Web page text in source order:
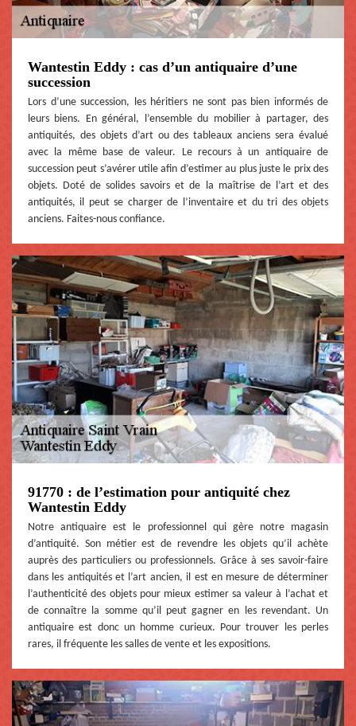
Wantestin Eddy : cas d’un antiquaire d’une
succession
Lors d’une succession, les héritiers ne sont pas bien informés de
leurs biens. En général, l’ensemble du mobilier à partager, des
antiquités, des objets d’art ou des tableaux anciens sera évalué
avec la même base de valeur. Le recours à un antiquaire de
succession peut s’avérer utile afin d’estimer au plus juste le prix des
objets. Doté de solides savoirs et de la maîtrise de l’art et des
antiquités, il peut se charger de l’inventaire et du tri des objets
anciens. Faites-nous confiance.
91770 : de l’estimation pour antiquité chez
Wantestin Eddy
Notre antiquaire est le professionnel qui gère notre magasin
d’antiquité. Son métier est de revendre les objets qu’il achète
auprès des particuliers ou professionnels. Grâce à ses savoir-faire
dans les antiquités et l’art ancien, il est en mesure de déterminer
l’authenticité des objets pour mieux estimer sa valeur à l’achat et
de connaître la somme qu’il peut gagner en les revendant. Un
antiquaire est donc un homme curieux. Pour trouver les perles
rares, il fréquente les salles de vente et les expositions.